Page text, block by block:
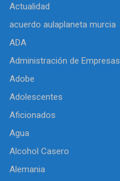
Actualidad
acuerdo aulaplaneta murcia
ADA
Administración de Empresas
Adobe
Adolescentes
Aficionados
Agua
Alcohol Casero
Alemania